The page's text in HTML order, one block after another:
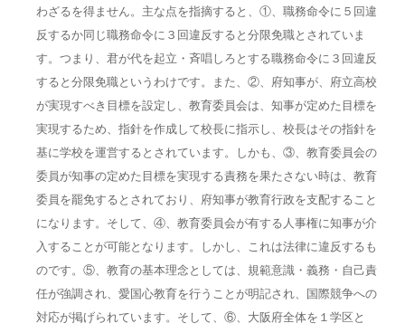
わざるを得ません。主な点を指摘すると、①、職務命令に５回違
反するか同じ職務命令に３回違反すると分限免職とされていま
す。つまり、君が代を起立・斉唱しろとする職務命令に３回違反
すると分限免職というわけです。また、②、府知事が、府立高校
が実現すべき目標を設定し、教育委員会は、知事が定めた目標を
実現するため、指針を作成して校長に指示し、校長はその指針を
基に学校を運営するとされています。しかも、③、教育委員会の
委員が知事の定めた目標を実現する責務を果たさない時は、教育
委員を罷免するとされており、府知事が教育行政を支配すること
になります。そして、④、教育委員会が有する人事権に知事が介
入することが可能となります。しかし、これは法律に違反するも
のです。⑤、教育の基本理念としては、規範意識・義務・自己責
任が強調され、愛国心教育を行うことが明記され、国際競争への
対応が掲げられています。そして、⑥、大阪府全体を１学区と